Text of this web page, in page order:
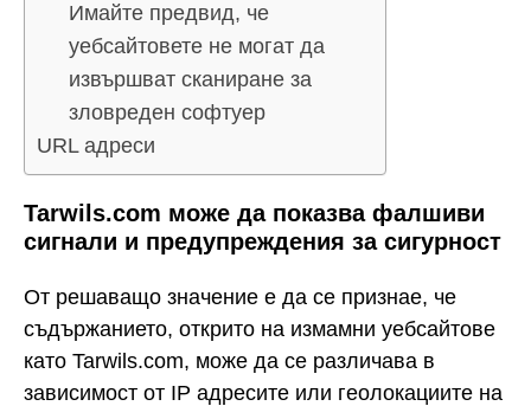
Имайте предвид, че
уебсайтовете не могат да
извършват сканиране за
зловреден софтуер
URL адреси
Tarwils.com може да показва фалшиви
сигнали и предупреждения за сигурност
От решаващо значение е да се признае, че
съдържанието, открито на измамни уебсайтове
като Tarwils.com, може да се различава в
зависимост от IP адресите или геолокациите на